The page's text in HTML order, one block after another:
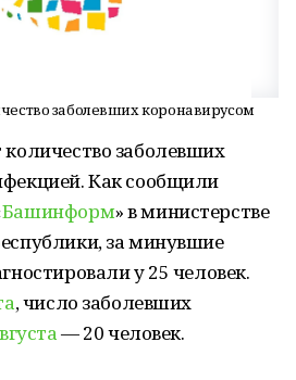
заболевших коронавирусом
заболевших
Как сообщили
Башинформ» в министерстве
за минувшие
у 25 человек.
, число заболевших
— 20 человек.